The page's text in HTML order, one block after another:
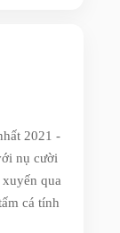
2021 -
nụ cười
qua
cá tính